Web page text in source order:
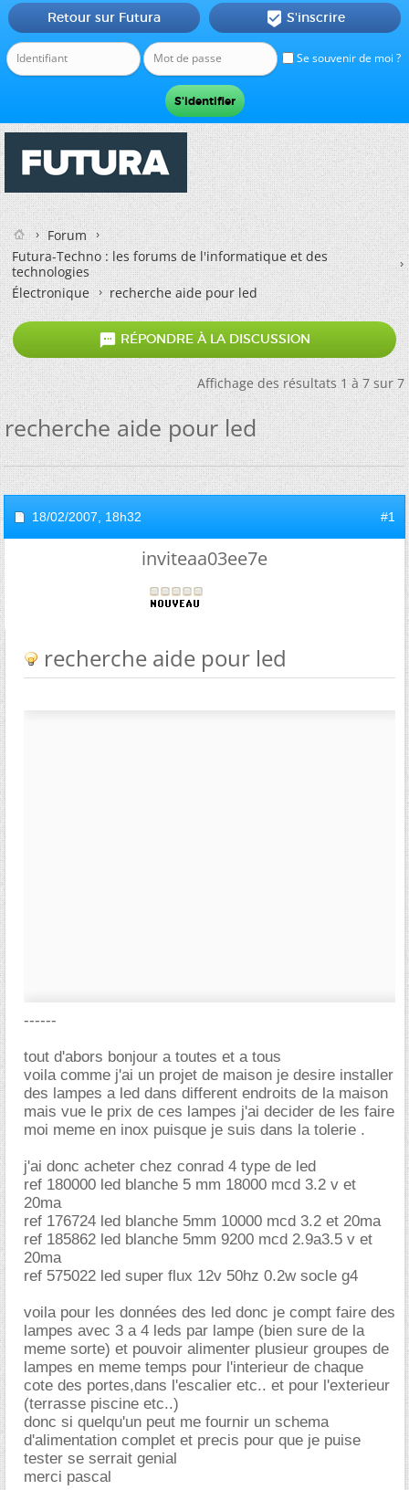
Se souvenir de moi ?
Retour sur Futura  S'inscrire
Forum
Futura-Techno : les forums de l'informatique et des
technologies
Électronique
recherche aide pour led
 RÉPONDRE À LA DISCUSSION
Affichage des résultats 1 à 7 sur 7
recherche aide pour led
18/02/2007, 18h32 #1
inviteaa03ee7e
recherche aide pour led
------
tout d'abors bonjour a toutes et a tous
voila comme j'ai un projet de maison je desire installer
des lampes a led dans different endroits de la maison
mais vue le prix de ces lampes j'ai decider de les faire
moi meme en inox puisque je suis dans la tolerie .
j'ai donc acheter chez conrad 4 type de led
ref 180000 led blanche 5 mm 18000 mcd 3.2 v et
20ma
ref 176724 led blanche 5mm 10000 mcd 3.2 et 20ma
ref 185862 led blanche 5mm 9200 mcd 2.9a3.5 v et
20ma
ref 575022 led super flux 12v 50hz 0.2w socle g4
voila pour les données des led donc je compt faire des
lampes avec 3 a 4 leds par lampe (bien sure de la
meme sorte) et pouvoir alimenter plusieur groupes de
lampes en meme temps pour l'interieur de chaque
cote des portes,dans l'escalier etc.. et pour l'exterieur
(terrasse piscine etc..)
donc si quelqu'un peut me fournir un schema
d'alimentation complet et precis pour que je puise
tester se serrait genial
merci pascal